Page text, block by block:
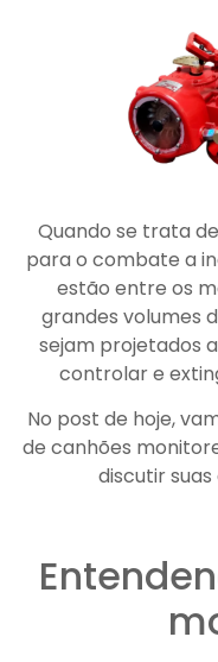
Quando se trata
para o combate a
estão entre os
grandes volumes
sejam projetados
controlar e
No post de hoje,
de canhões
discutir